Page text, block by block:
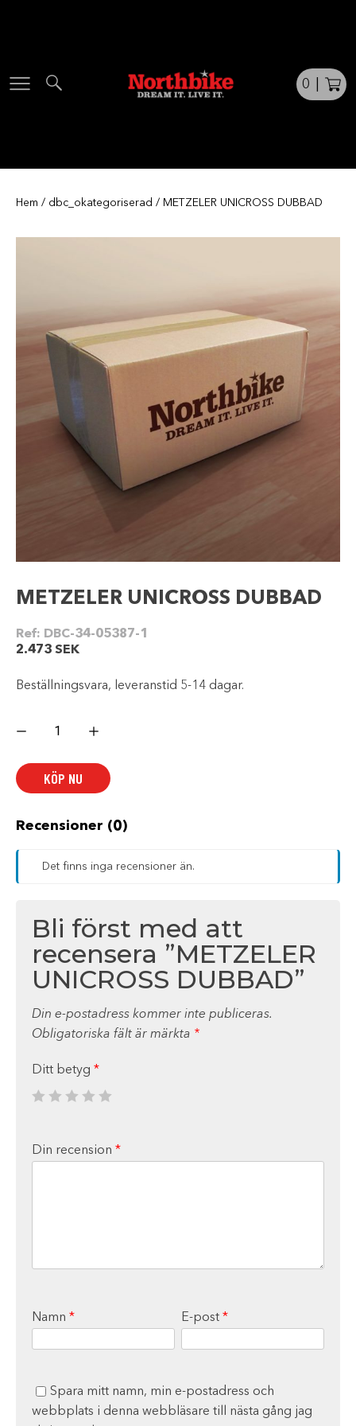
0
Hem / dbc_okategoriserad / METZELER UNICROSS DUBBAD
METZELER UNICROSS DUBBAD
Ref: DBC-34-05387-1
2.473 SEK
Beställningsvara, leveranstid 5-14 dagar.
UNICROSS
KÖP NU
Recensioner (0)
Det finns inga recensioner än.
Bli först med att
recensera ”METZELER
UNICROSS DUBBAD”
Din e-postadress kommer inte publiceras.
Obligatoriska fält är märkta *
Ditt betyg *
Din recension *
Namn * E-post *
Spara mitt namn, min e-postadress och
webbplats i denna webbläsare till nästa gång jag